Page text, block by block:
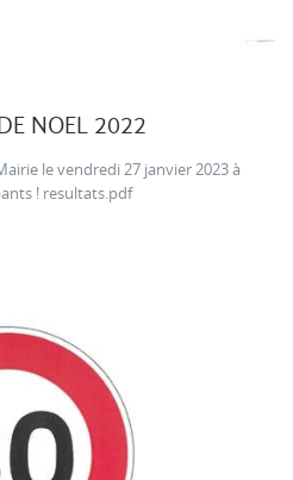
NOEL 2022
le vendredi 27 janvier 2023 à
! resultats.pdf